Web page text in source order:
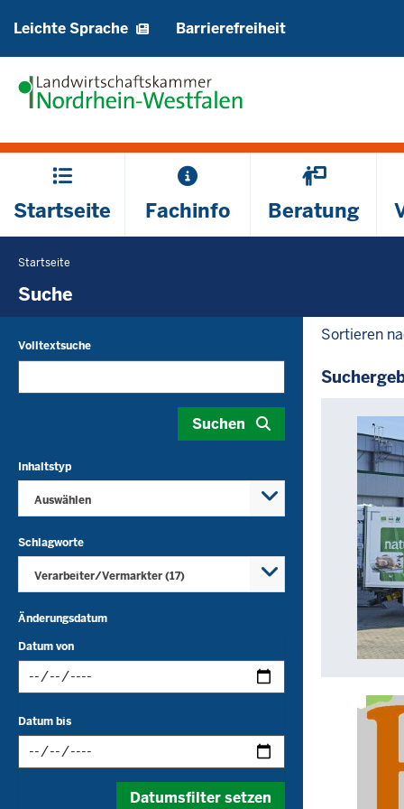
Sprachen
Leichte Sprache Barrierefreiheit
Hauptmenü
Startseite Fachinfo Beratung
Sie
befinden
sich
hier
Startseite
Suche
Volltextsuche
Suchen
Inhaltstyp
Auswählen
Schlagworte
Verarbeiter/Vermarkter (17)
Änderungsdatum
Datum von
im
folgenden
Datum bis
Datumsfilter setzen
Sortieren
Die
Suche
ergab
Treffer.